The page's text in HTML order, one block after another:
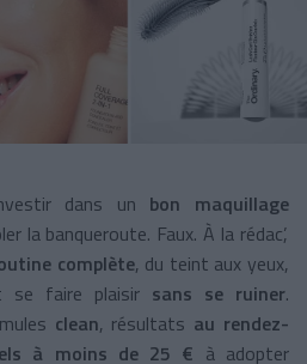
dans un bon maquillage
la banqueroute. Faux. À la rédac’,
complète, du teint aux yeux,
se faire plaisir sans se ruiner.
clean, résultats au rendez-
à moins de 25 € à adopter